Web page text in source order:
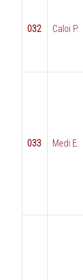
032 Caloi P.
033 Medi E.